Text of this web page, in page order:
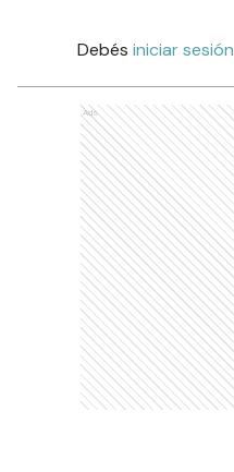
Debés iniciar sesión
Ads